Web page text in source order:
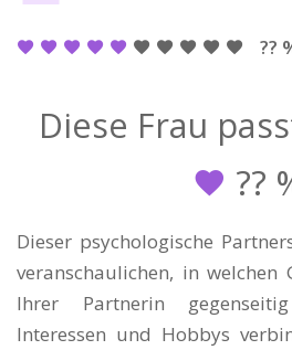
??
Diese Frau
??
Dieser psychologische
veranschaulichen, in welchen
Ihrer Partnerin
Interessen und Hobbys